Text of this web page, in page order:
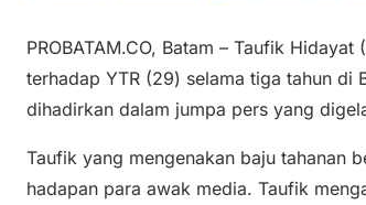
PROBATAM.CO, Batam – Taufik
terhadap YTR (29) selama tiga tahun di
dihadirkan dalam jumpa pers yang
Taufik yang mengenakan baju tahanan
hadapan para awak media. Taufik